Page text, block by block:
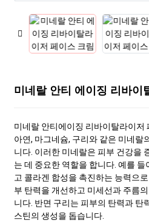
미네랄 안티 에이징 리바이
미네랄 안티에이징 리바이탈라이저
아연, 마그네슘, 구리와 같은 미네랄
니다. 이러한 미네랄은 피부 건강을
는 데 중요한 역할을 합니다. 예를
고 콜라겐 합성을 촉진하는 능력으
부 탄력을 개선하고 미세선과 주름
니다. 반면 구리는 피부의 탄력과 탄
스틴의 생성을 돕습니다.